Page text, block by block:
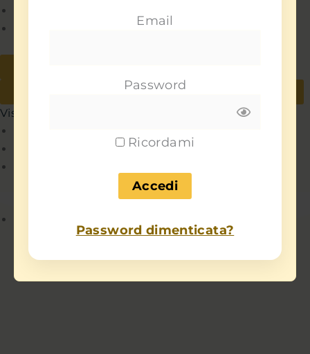
Per saperne di più su questi scopi
Visualizza le preferenze
Visualizza le preferenze
Email
Password
Ricordami
Password dimenticata?